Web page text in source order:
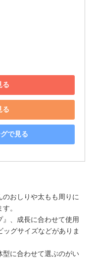
る
る
で見る
おしりや太もも周りに
。
、成長に合わせて使用
グサイズなどがありま
型に合わせて選ぶのがい